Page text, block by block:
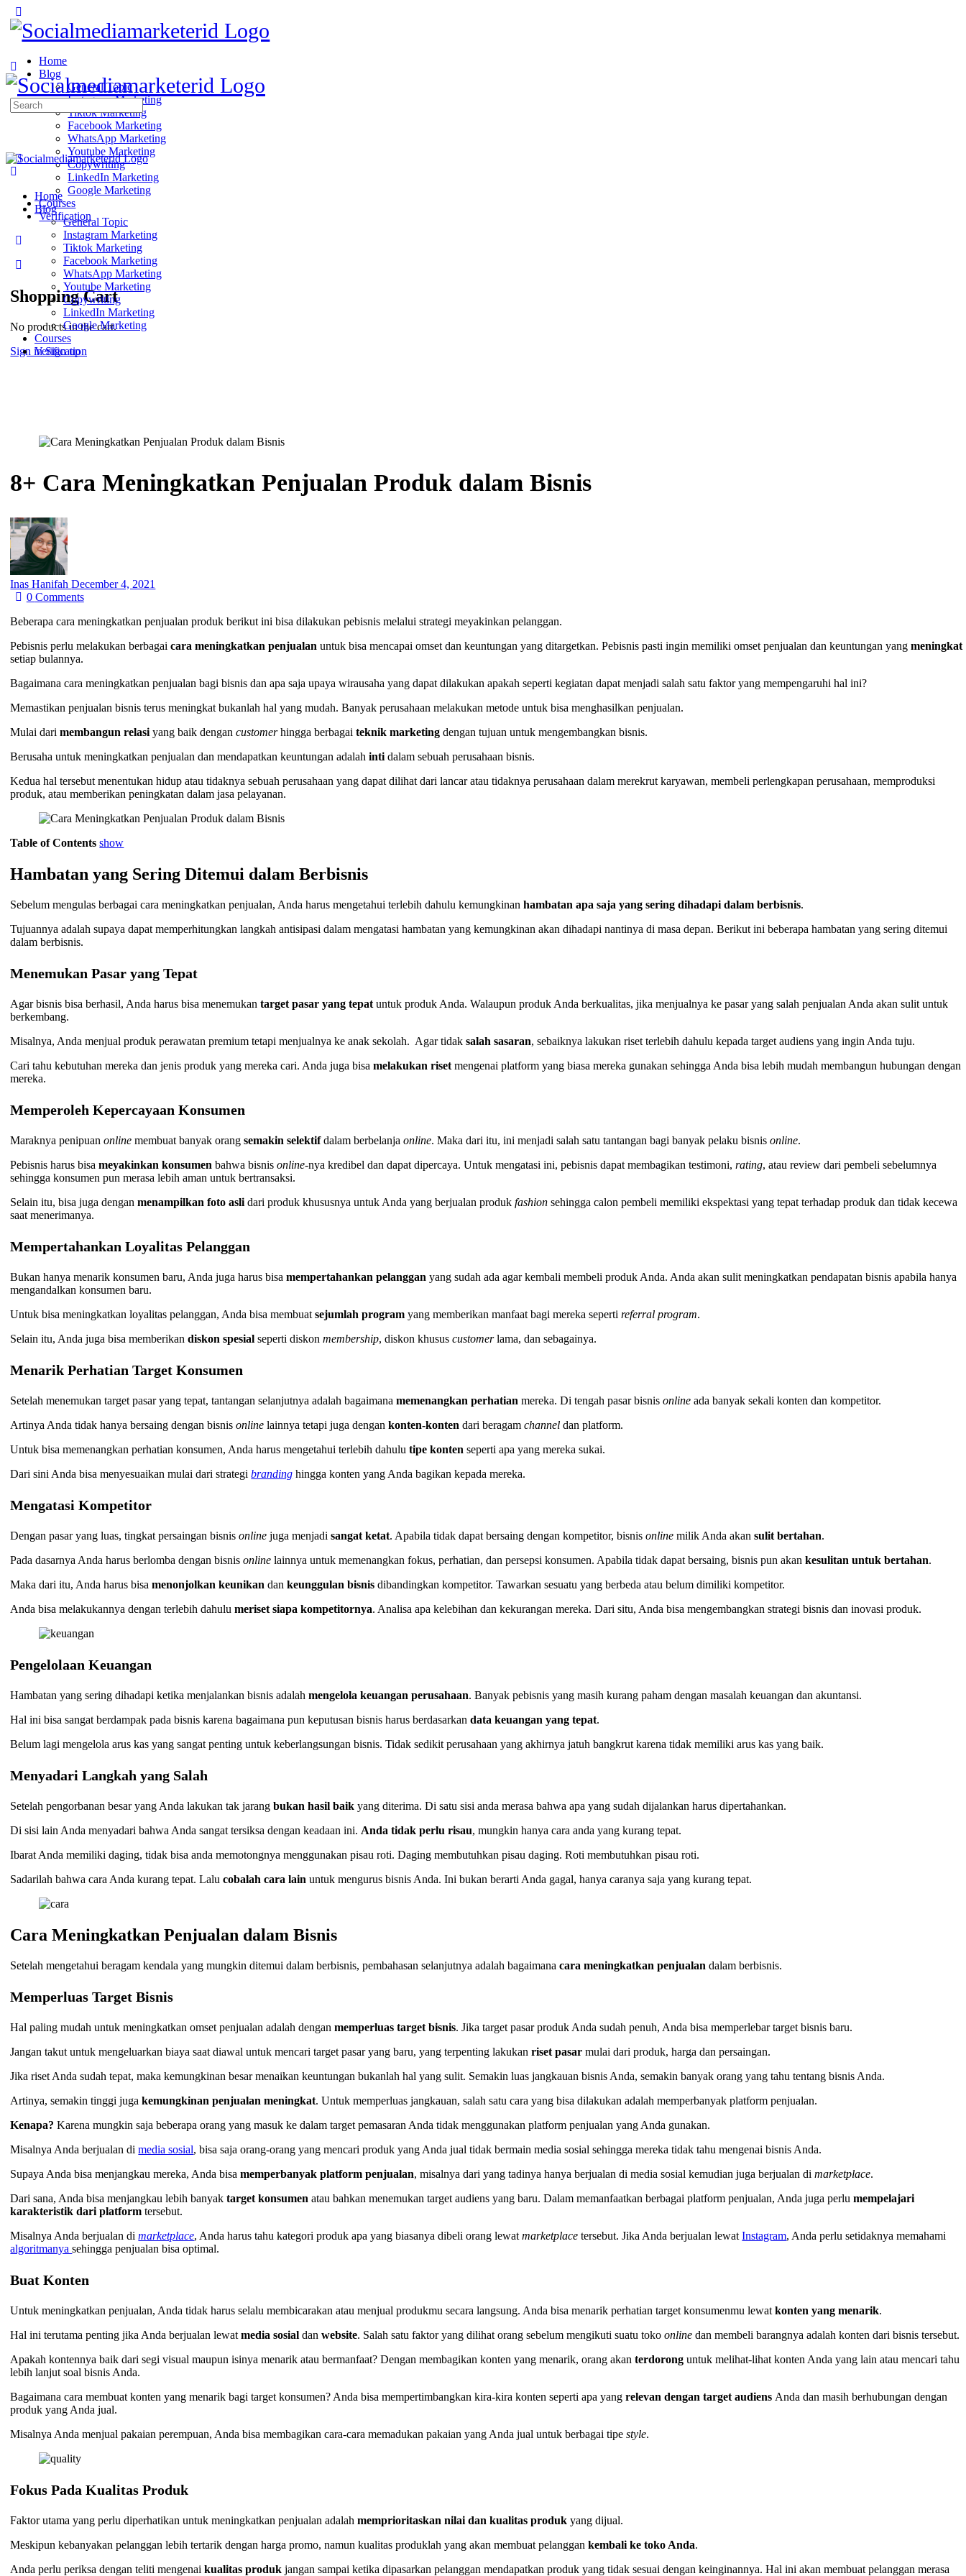
Home
Blog
General Topic
Instagram Marketing
Tiktok Marketing
Facebook Marketing
WhatsApp Marketing
Youtube Marketing
Copywriting
LinkedIn Marketing
Google Marketing
Courses
Verification
Shopping Cart
No products in the cart.
Sign in Sign up
Search
for:
Home
Blog
General Topic
Instagram Marketing
Tiktok Marketing
Facebook Marketing
WhatsApp Marketing
Youtube Marketing
Copywriting
LinkedIn Marketing
Google Marketing
Courses
Verification
8+ Cara Meningkatkan Penjualan Produk dalam Bisnis
Inas HanifahDecember 4, 2021
0 Comments
Beberapa cara meningkatkan penjualan produk berikut ini bisa dilakukan pebisnis melalui strategi meyakinkan pelanggan.
Pebisnis perlu melakukan berbagaicara meningkatkan penjualanuntuk bisa mencapai omset dan keuntungan yang ditargetkan. Pebisnis pasti ingin memiliki omset penjualan dan keuntungan yangmeningkat
setiap bulannya.
Bagaimana cara meningkatkan penjualan bagi bisnis dan apa saja upaya wirausaha yang dapat dilakukan apakah seperti kegiatan dapat menjadi salah satu faktor yang mempengaruhi hal ini?
Memastikan penjualan bisnis terus meningkat bukanlah hal yang mudah. Banyak perusahaan melakukan metode untuk bisa menghasilkan penjualan.
Mulai darimembangun relasiyang baik dengancustomerhingga berbagaiteknik marketingdengan tujuan untuk mengembangkan bisnis.
Berusaha untuk meningkatkan penjualan dan mendapatkan keuntungan adalahintidalam sebuah perusahaan bisnis.
Kedua hal tersebut menentukan hidup atau tidaknya sebuah perusahaan yang dapat dilihat dari lancar atau tidaknya perusahaan dalam merekrut karyawan, membeli perlengkapan perusahaan, memproduksi
produk, atau memberikan peningkatan dalam jasa pelayanan.
Table of Contents show
Hambatan yang Sering Ditemui dalam Berbisnis
Sebelum mengulas berbagai cara meningkatkan penjualan, Anda harus mengetahui terlebih dahulu kemungkinanhambatan apa saja yang sering dihadapi dalam berbisnis.
Tujuannya adalah supaya dapat memperhitungkan langkah antisipasi dalam mengatasi hambatan yang kemungkinan akan dihadapi nantinya di masa depan. Berikut ini beberapa hambatan yang sering ditemui
dalam berbisnis.
Menemukan Pasar yang Tepat
Agar bisnis bisa berhasil, Anda harus bisa menemukantarget pasar yang tepatuntuk produk Anda. Walaupun produk Anda berkualitas, jika menjualnya ke pasar yang salah penjualan Anda akan sulit untuk
berkembang.
Misalnya, Anda menjual produk perawatan premium tetapi menjualnya ke anak sekolah. Agar tidaksalah sasaran, sebaiknya lakukan riset terlebih dahulu kepada target audiens yang ingin Anda tuju.
Cari tahu kebutuhan mereka dan jenis produk yang mereka cari. Anda juga bisamelakukan riset mengenai platform yang biasa mereka gunakan sehingga Anda bisa lebih mudah membangun hubungan dengan
mereka.
Memperoleh Kepercayaan Konsumen
Maraknya penipuanonline membuat banyak orangsemakin selektifdalam berbelanjaonline. Maka dari itu, ini menjadi salah satu tantangan bagi banyak pelaku bisnisonline.
Pebisnis harus bisameyakinkan konsumen bahwa bisnisonline-nya kredibel dan dapat dipercaya. Untuk mengatasi ini, pebisnis dapat membagikan testimoni,rating, atau review dari pembeli sebelumnya
sehingga konsumen pun merasa lebih aman untuk bertransaksi.
Selain itu, bisa juga denganmenampilkan foto aslidari produk khususnya untuk Anda yang berjualan produkfashion sehingga calon pembeli memiliki ekspektasi yang tepat terhadap produk dan tidak kecewa
saat menerimanya.
Mempertahankan Loyalitas Pelanggan
Bukan hanya menarik konsumen baru, Anda juga harus bisamempertahankan pelangganyang sudah ada agar kembali membeli produk Anda. Anda akan sulit meningkatkan pendapatan bisnis apabila hanya
mengandalkan konsumen baru.
Untuk bisa meningkatkan loyalitas pelanggan, Anda bisa membuatsejumlah programyang memberikan manfaat bagi mereka sepertireferral program.
Selain itu, Anda juga bisa memberikandiskon spesialseperti diskonmembership, diskon khususcustomerlama, dan sebagainya.
Menarik Perhatian Target Konsumen
Setelah menemukan target pasar yang tepat, tantangan selanjutnya adalah bagaimanamemenangkan perhatianmereka. Di tengah pasar bisnisonline ada banyak sekali konten dan kompetitor.
Artinya Anda tidak hanya bersaing dengan bisnisonline lainnya tetapi juga dengankonten-kontendari beragamchannel dan platform.
Untuk bisa memenangkan perhatian konsumen, Anda harus mengetahui terlebih dahulutipe kontenseperti apa yang mereka sukai.
Dari sini Anda bisa menyesuaikan mulai dari strategibranding hingga konten yang Anda bagikan kepada mereka.
Mengatasi Kompetitor
Dengan pasar yang luas, tingkat persaingan bisnisonline juga menjadisangat ketat. Apabila tidak dapat bersaing dengan kompetitor, bisnisonlinemilik Anda akansulit bertahan.
Pada dasarnya Anda harus berlomba dengan bisnisonline lainnya untuk memenangkan fokus, perhatian, dan persepsi konsumen. Apabila tidak dapat bersaing, bisnis pun akankesulitan untuk bertahan.
Maka dari itu, Anda harus bisamenonjolkan keunikan dankeunggulan bisnisdibandingkan kompetitor. Tawarkan sesuatu yang berbeda atau belum dimiliki kompetitor.
Anda bisa melakukannya dengan terlebih dahulumeriset siapa kompetitornya. Analisa apa kelebihan dan kekurangan mereka. Dari situ, Anda bisa mengembangkan strategi bisnis dan inovasi produk.
Pengelolaan Keuangan
Hambatan yang sering dihadapi ketika menjalankan bisnis adalahmengelola keuangan perusahaan. Banyak pebisnis yang masih kurang paham dengan masalah keuangan dan akuntansi.
Hal ini bisa sangat berdampak pada bisnis karena bagaimana pun keputusan bisnis harus berdasarkandata keuangan yang tepat.
Belum lagi mengelola arus kas yang sangat penting untuk keberlangsungan bisnis. Tidak sedikit perusahaan yang akhirnya jatuh bangkrut karena tidak memiliki arus kas yang baik.
Menyadari Langkah yang Salah
Setelah pengorbanan besar yang Anda lakukan tak jarangbukan hasil baikyang diterima. Di satu sisi anda merasa bahwa apa yang sudah dijalankan harus dipertahankan.
Di sisi lain Anda menyadari bahwa Anda sangat tersiksa dengan keadaan ini. Anda tidak perlu risau, mungkin hanya cara anda yang kurang tepat.
Ibarat Anda memiliki daging, tidak bisa anda memotongnya menggunakan pisau roti. Daging membutuhkan pisau daging. Roti membutuhkan pisau roti.
Sadarilah bahwa cara Anda kurang tepat. Lalucobalah cara lain untuk mengurus bisnis Anda. Ini bukan berarti Anda gagal, hanya caranya saja yang kurang tepat.
Cara Meningkatkan Penjualan dalam Bisnis
Setelah mengetahui beragam kendala yang mungkin ditemui dalam berbisnis, pembahasan selanjutnya adalah bagaimanacara meningkatkan penjualandalam berbisnis.
Memperluas Target Bisnis
Hal paling mudah untuk meningkatkan omset penjualan adalah denganmemperluas target bisnis. Jika target pasar produk Anda sudah penuh, Anda bisa memperlebar target bisnis baru.
Jangan takut untuk mengeluarkan biaya saat diawal untuk mencari target pasar yang baru, yang terpenting lakukanriset pasarmulai dari produk, harga dan persaingan.
Jika riset Anda sudah tepat, maka kemungkinan besar menaikan keuntungan bukanlah hal yang sulit. Semakin luas jangkauan bisnis Anda, semakin banyak orang yang tahu tentang bisnis Anda.
Artinya, semakin tinggi jugakemungkinan penjualan meningkat. Untuk memperluas jangkauan, salah satu cara yang bisa dilakukan adalah memperbanyak platform penjualan.
Kenapa?Karena mungkin saja beberapa orang yang masuk ke dalam target pemasaran Anda tidak menggunakan platform penjualan yang Anda gunakan.
Misalnya Anda berjualan dimedia sosial, bisa saja orang-orang yang mencari produk yang Anda jual tidak bermain media sosial sehingga mereka tidak tahu mengenai bisnis Anda.
Supaya Anda bisa menjangkau mereka, Anda bisamemperbanyak platform penjualan, misalnya dari yang tadinya hanya berjualan di media sosial kemudian juga berjualan dimarketplace.
Dari sana, Anda bisa menjangkau lebih banyaktarget konsumenatau bahkan menemukan target audiens yang baru. Dalam memanfaatkan berbagai platform penjualan, Anda juga perlumempelajari
karakteristik dari platformtersebut.
Misalnya Anda berjualan dimarketplace, Anda harus tahu kategori produk apa yang biasanya dibeli orang lewatmarketplace tersebut. Jika Anda berjualan lewatInstagram, Anda perlu setidaknya memahami
algoritmanyasehingga penjualan bisa optimal.
Buat Konten
Untuk meningkatkan penjualan, Anda tidak harus selalu membicarakan atau menjual produkmu secara langsung. Anda bisa menarik perhatian target konsumenmu lewatkonten yang menarik.
Hal ini terutama penting jika Anda berjualan lewatmedia sosialdanwebsite. Salah satu faktor yang dilihat orang sebelum mengikuti suatu tokoonline dan membeli barangnya adalah konten dari bisnis tersebut.
Apakah kontennya baik dari segi visual maupun isinya menarik atau bermanfaat? Dengan membagikan konten yang menarik, orang akanterdoronguntuk melihat-lihat konten Anda yang lain atau mencari tahu
lebih lanjut soal bisnis Anda.
Bagaimana cara membuat konten yang menarik bagi target konsumen? Anda bisa mempertimbangkan kira-kira konten seperti apa yangrelevan dengan target audiens Anda dan masih berhubungan dengan
produk yang Anda jual.
Misalnya Anda menjual pakaian perempuan, Anda bisa membagikan cara-cara memadukan pakaian yang Anda jual untuk berbagai tipestyle.
Fokus Pada Kualitas Produk
Faktor utama yang perlu diperhatikan untuk meningkatkan penjualan adalahmemprioritaskan nilai dan kualitas produkyang dijual.
Meskipun kebanyakan pelanggan lebih tertarik dengan harga promo, namun kualitas produklah yang akan membuat pelanggankembali ke toko Anda.
Anda perlu periksa dengan teliti mengenaikualitas produkjangan sampai ketika dipasarkan pelanggan mendapatkan produk yang tidak sesuai dengan keinginannya. Hal ini akan membuat pelanggan merasa